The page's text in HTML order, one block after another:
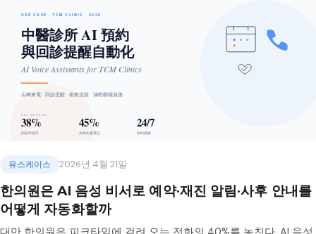
유스케이스 2026년 4월 21일
한의원은 AI 음성 비서로 예약·재진 알림·사후 안내를
어떻게 자동화할까